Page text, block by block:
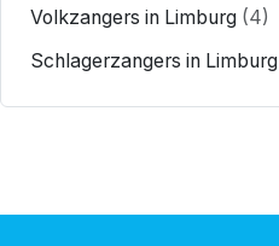
Volkzangers in Limburg (4)
Schlagerzangers in Limburg